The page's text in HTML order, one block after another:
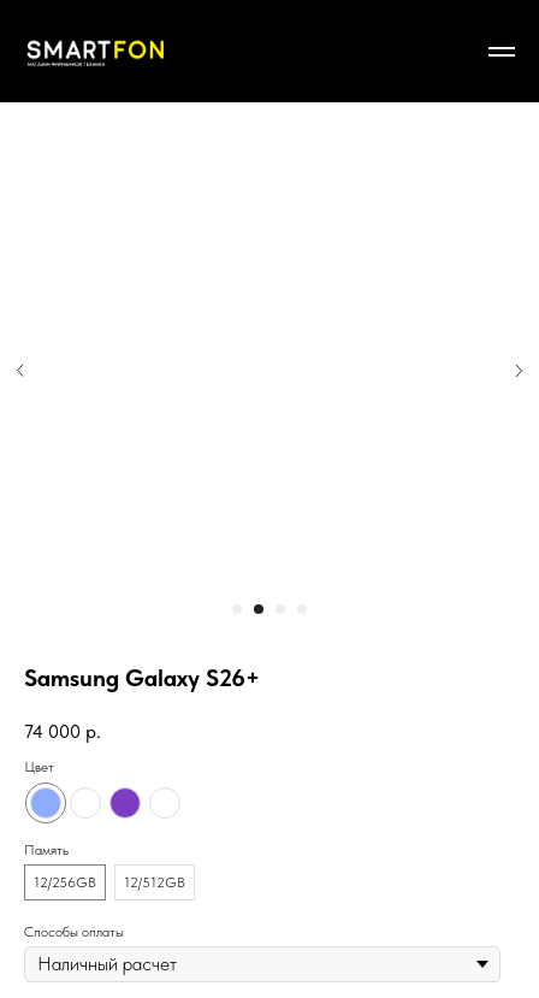
Samsung Galaxy S26+
74 000 р.
Цвет
Память
12/256GB
12/512GB
Способы оплаты